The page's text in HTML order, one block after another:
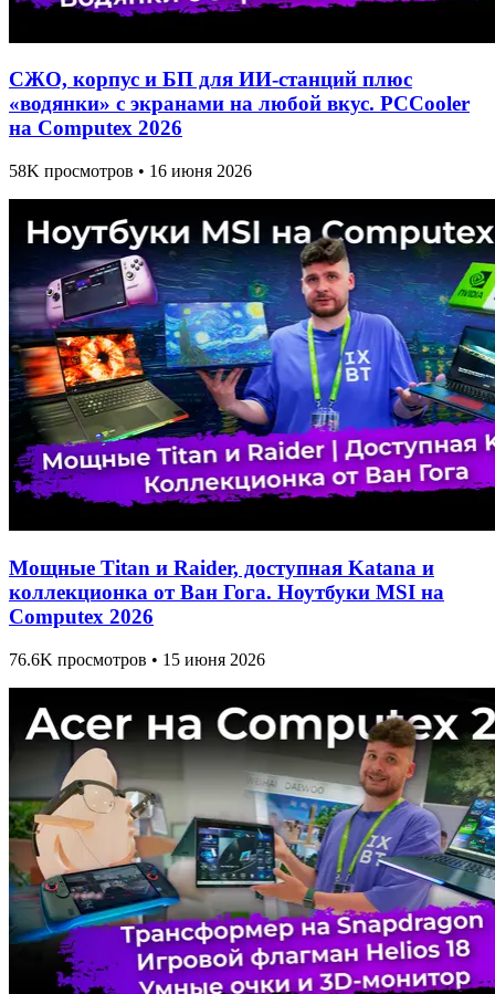
СЖО, корпус и БП для ИИ-станций плюс
«водянки» с экранами на любой вкус. PCCooler
на Computex 2026
58K просмотров • 16 июня 2026
Мощные Titan и Raider, доступная Katana и
коллекционка от Ван Гога. Ноутбуки MSI на
Computex 2026
76.6K просмотров • 15 июня 2026